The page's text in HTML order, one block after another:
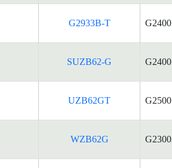
G2933B-T
SUZB62-G
UZB62GT
WZB62G